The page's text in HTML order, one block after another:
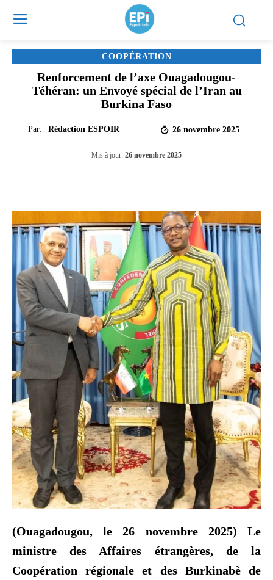
COOPÉRATION
Renforcement de l’axe Ouagadougou-
Téhéran: un Envoyé spécial de l’Iran au
Burkina Faso
Par: Rédaction ESPOIR 26 novembre 2025
Mis à jour: 26 novembre 2025
(Ouagadougou, le 26 novembre 2025) Le
ministre des Affaires étrangères, de la
Coopération régionale et des Burkinabè de